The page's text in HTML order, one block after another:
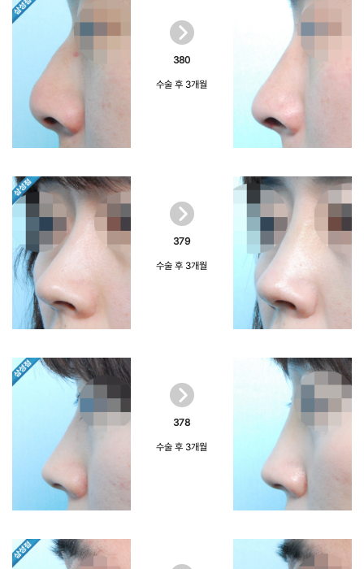
380
수술 후 3개월
379
수술 후 3개월
378
수술 후 3개월